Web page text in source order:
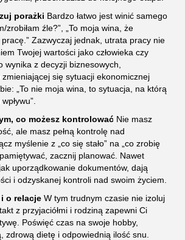
porażki Bardzo łatwo jest winić samego
zrobiłam źle?”, „To moja wina, że
pracę.” Zazwyczaj jednak, utrata pracy nie
Twojej wartości jako człowieka czy
wynika z decyzji biznesowych,
się sytuacji ekonomicznej
„To nie moja wina, to sytuacja, na którą
co możesz kontrolować Nie masz
ale masz pełną kontrolę nad
myślenie z „co się stało” na „co zrobię
zacznij planować. Nawet
uporządkowanie dokumentów, dają
i odzyskanej kontroli nad swoim życiem.
o relacje W tym trudnym czasie nie izoluj
z przyjaciółmi i rodziną zapewni Ci
Poświęć czas na swoje hobby,
zdrową dietę i odpowiednią ilość snu.